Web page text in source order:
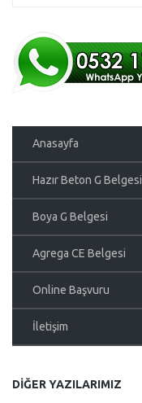
Anasayfa
Hazır Beton G Belgesi
Boya G Belgesi
Agrega CE Belgesi
Online Başvuru
İletişim
DIĞER YAZILARIMIZ